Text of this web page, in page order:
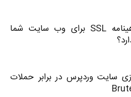
چرا گواهینامه SSL برای وب سایت شما
سایت وردپرس در برابر حملات